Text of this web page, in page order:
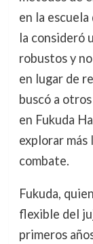
en la
la consideró
robustos y
en lugar de
buscó a
en Fukuda
explorar
combate.
Fukuda,
flexible del
primeros